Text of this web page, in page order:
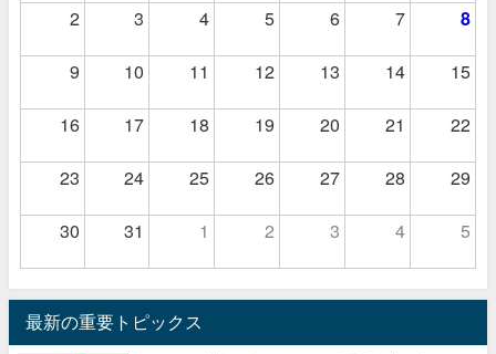
2 3 4 5 6 7 8
9 10 11 12 13 14 15
16 17 18 19 20 21 22
23 24 25 26 27 28 29
30 31 1 2 3 4 5
最新の重要トピックス